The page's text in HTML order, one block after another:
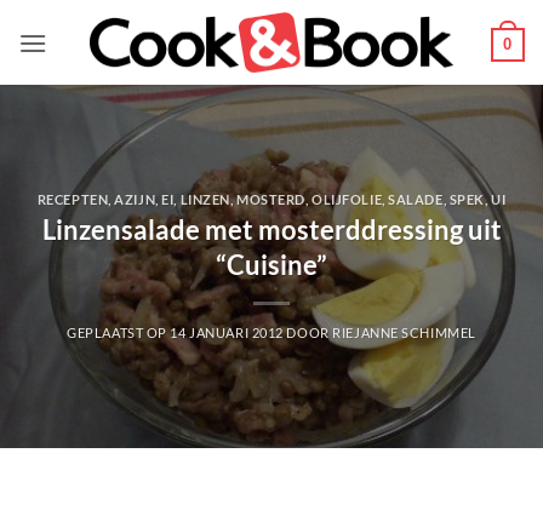
naar
0
RECEPTEN ,AZIJN ,EI LINZEN,MOSTERD,OLIJFOLIE ,SALADE SPEK,UI
Linzensalade met mosterddressing uit
“Cuisine”
GEPLAATST OP14 JANUARI 2012DOOR RIEJANNE SCHIMMEL